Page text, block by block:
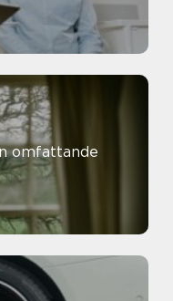
omfattande